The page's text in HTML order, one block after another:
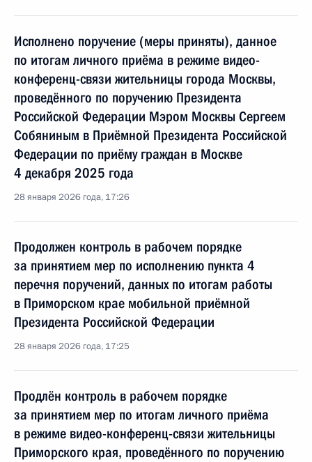
Исполнено поручение (меры приняты), данное
по итогам личного приёма в режиме видео-
конференц-связи жительницы города Москвы,
проведённого по поручению Президента
Российской Федерации Мэром Москвы Сергеем
Собяниным в Приёмной Президента Российской
Федерации по приёму граждан в Москве
4 декабря 2025 года
28 января 2026 года, 17:26
Продолжен контроль в рабочем порядке
за принятием мер по исполнению пункта 4
перечня поручений, данных по итогам работы
в Приморском крае мобильной приёмной
Президента Российской Федерации
28 января 2026 года, 17:25
Продлён контроль в рабочем порядке
за принятием мер по итогам личного приёма
в режиме видео-конференц-связи жительницы
Приморского края, проведённого по поручению